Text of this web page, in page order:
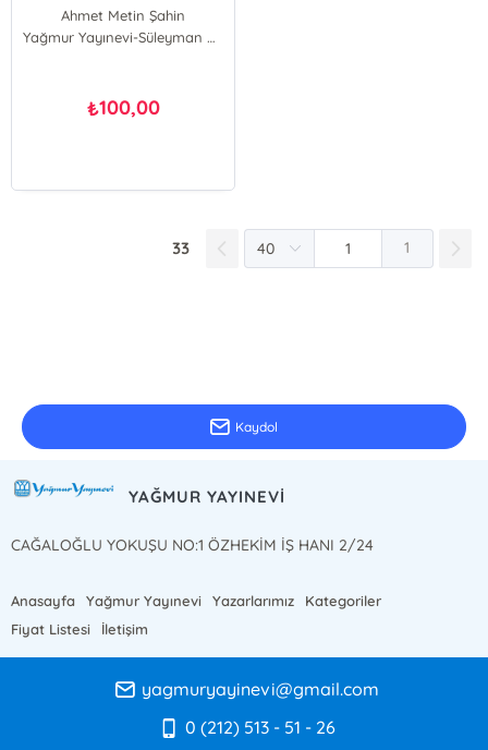
Ahmet Metin Şahin
Yağmur Yayınevi-Süleyman Özdemir
₺100,00
33 1
Kaydol
YAĞMUR YAYINEVİ
CAĞALOĞLU YOKUŞU NO:1 ÖZHEKİM İŞ HANI 2/24
Anasayfa Yağmur Yayınevi Yazarlarımız
Kategoriler
Fiyat Listesi
İletişim
yagmuryayinevi@gmail.com
0 (212) 513 - 51 - 26